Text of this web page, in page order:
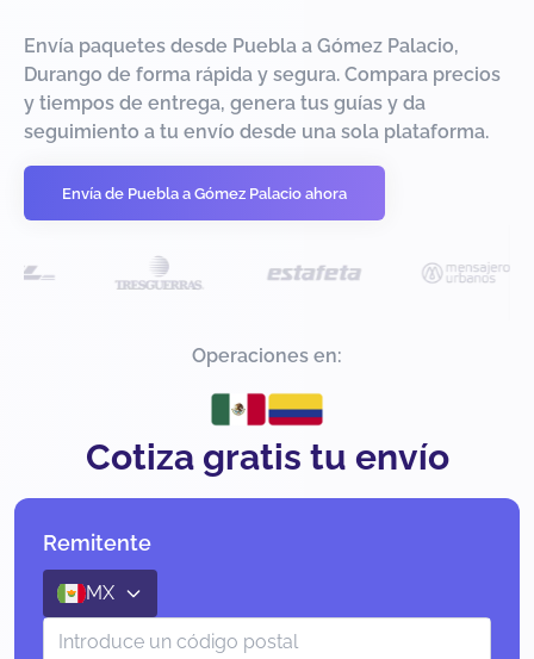
Envía paquetes desde Puebla a Gómez Palacio,
Durango de forma rápida y segura. Compara precios
y tiempos de entrega, genera tus guías y da
seguimiento a tu envío desde una sola plataforma.
Envía de Puebla a Gómez Palacio ahora
Operaciones en:
Cotiza gratis tu envío
Remitente
MX